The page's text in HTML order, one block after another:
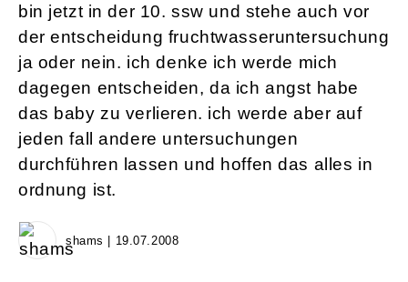
bin jetzt in der 10. ssw und stehe auch vor
der entscheidung fruchtwasseruntersuchung
ja oder nein. ich denke ich werde mich
dagegen entscheiden, da ich angst habe
das baby zu verlieren. ich werde aber auf
jeden fall andere untersuchungen
durchführen lassen und hoffen das alles in
ordnung ist.
shams | 19.07.2008